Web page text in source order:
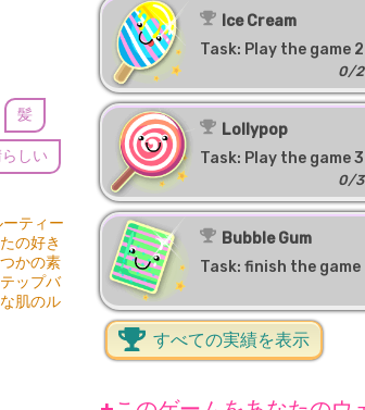
髪
しい
ティー
の好き
かの素
ップバ
肌のル
Ice Cream
Task: Play the game
0/2
Lollypop
Task: Play the game
0/3
Bubble Gum
Task: finish the game
すべての実績を表示